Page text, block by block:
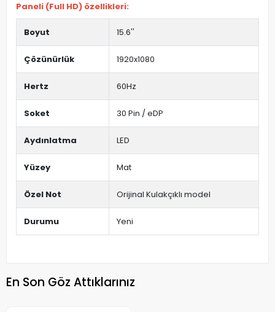
Paneli (Full HD) özellikleri:
Boyut 15.6''
Çözünürlük 1920x1080
Hertz 60Hz
Soket 30 Pin / eDP
Aydınlatma LED
Yüzey Mat
Özel Not Orijinal Kulakçıklı model
Durumu Yeni
En Son Göz Attıklarınız